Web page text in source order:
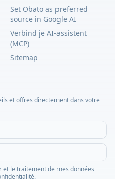
Set Obato as preferred
source in Google AI
Verbind je AI-assistent
(MCP)
Sitemap
et offres directement dans votre
et le traitement de mes données